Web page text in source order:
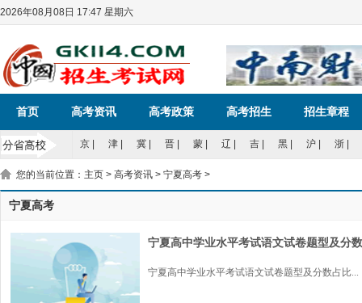
2026年08月08日 17:47 星期六
首页 高考资讯 高考政策 高考招生 招生章程
京| 津| 冀| 晋| 蒙| 辽 吉| 黑| 沪| 浙|
您的当前位置： 主页 > 高考资讯 > 宁夏高考 >
宁夏高考
宁夏高中学业水平考试语文试卷题型及分
宁夏高中学业水平考试语文试卷题型及分数占比...